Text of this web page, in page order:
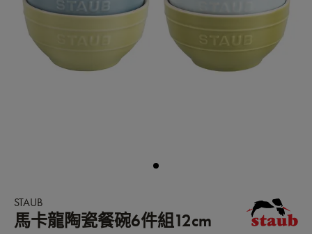
STAUB
馬卡龍陶瓷餐碗6件組12cm